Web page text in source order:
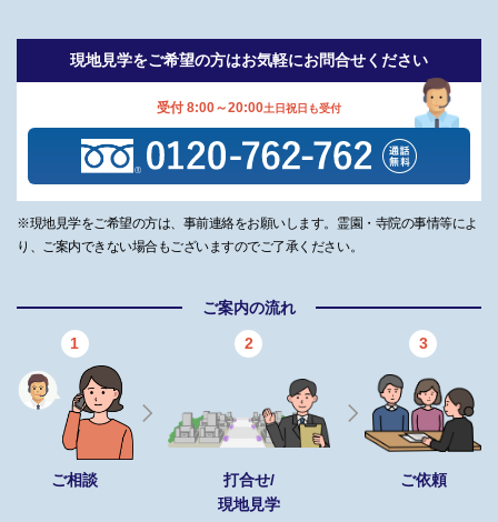
現地見学をご希望の方はお気軽にお問合せください
受付 8:00～20:00土日祝日も受付
※現地見学をご希望の方は、事前連絡をお願いします。霊園・寺院の事情等によ
り、ご案内できない場合もございますのでご了承ください。
ご案内の流れ
1
ご相談
2
打合せ/
現地見学
3
ご依頼